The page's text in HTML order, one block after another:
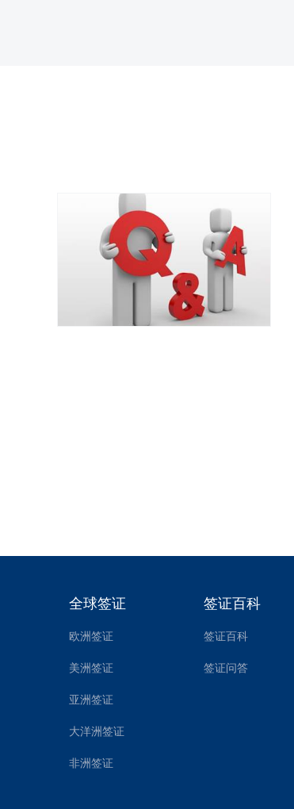
全球签证
欧洲签证
美洲签证
亚洲签证
大洋洲签证
非洲签证
签证百科
签证百科
签证问答